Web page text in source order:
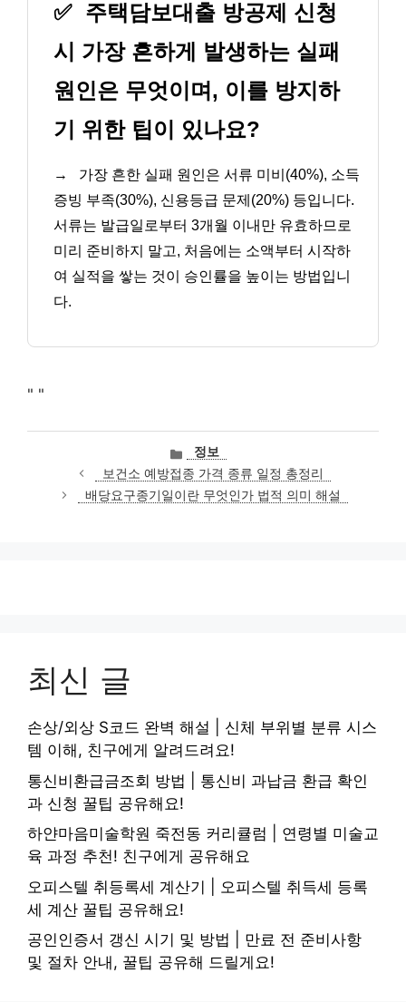
✅ 주택담보대출 방공제 신청
시 가장 흔하게 발생하는 실패
원인은 무엇이며, 이를 방지하
기 위한 팁이 있나요?
→
가장 흔한 실패 원인은 서류 미비(40%), 소득
증빙 부족(30%), 신용등급 문제(20%) 등입니다.
서류는 발급일로부터 3개월 이내만 유효하므로
미리 준비하지 말고, 처음에는 소액부터 시작하
여 실적을 쌓는 것이 승인률을 높이는 방법입니
다.
" "
카
테
고
리
정보
보건소 예방접종 가격 종류 일정 총정리
배당요구종기일이란 무엇인가 법적 의미 해설
최신 글
손상/외상 S코드 완벽 해설 | 신체 부위별 분류 시스
템 이해, 친구에게 알려드려요!
통신비환급금조회 방법 | 통신비 과납금 환급 확인
과 신청 꿀팁 공유해요!
하얀마음미술학원 죽전동 커리큘럼 | 연령별 미술교
육 과정 추천! 친구에게 공유해요
오피스텔 취등록세 계산기 | 오피스텔 취득세 등록
세 계산 꿀팁 공유해요!
공인인증서 갱신 시기 및 방법 | 만료 전 준비사항
및 절차 안내, 꿀팁 공유해 드릴게요!